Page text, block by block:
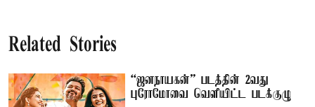
Related Stories
“ஜனநாயகன்” படத்தின் 2வது
புரோமோவை வெளியிட்ட படக்குழு